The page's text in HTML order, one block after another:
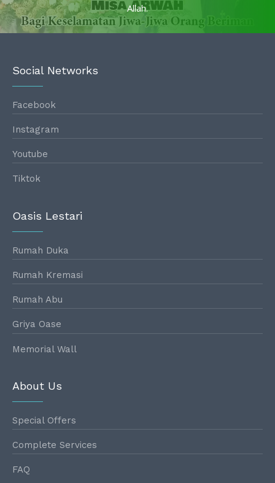
Allah.
Social Networks
Facebook
Instagram
Youtube
Tiktok
Oasis Lestari
Rumah Duka
Rumah Kremasi
Rumah Abu
Griya Oase
Memorial Wall
About Us
Special Offers
Complete Services
FAQ